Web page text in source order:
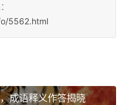
5562.html
成语释义作答揭晓